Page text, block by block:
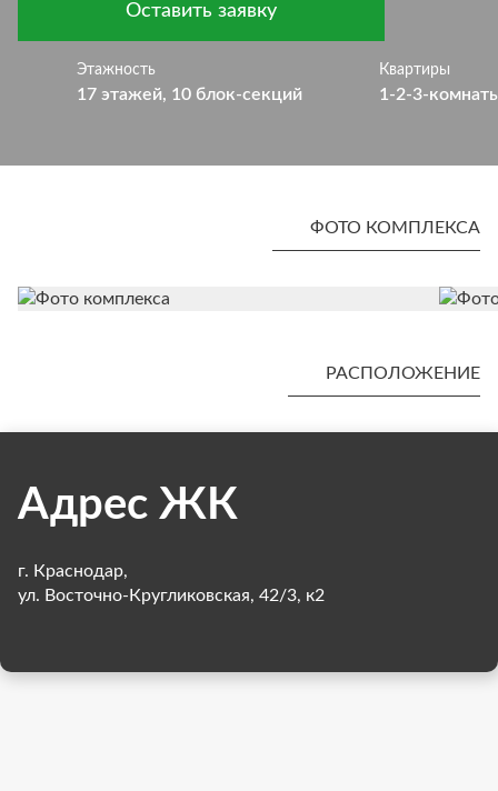
Оставить заявку
Этажность
17 этажей, 10 блок-секций
Квартиры
1-2-3-
ФОТО КОМПЛЕКСА
РАСПОЛОЖЕНИЕ
Адрес ЖК
г. Краснодар,
ул. Восточно-Кругликовская, 42/3, к2